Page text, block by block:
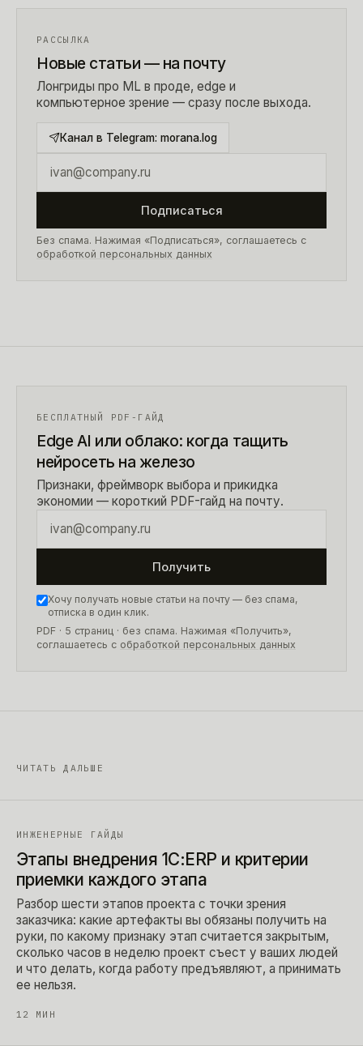
РАССЫЛКА
Новые статьи — на почту
Лонгриды про ML в проде, edge и
компьютерное зрение — сразу после выхода.
Канал в Telegram: morana.log
Подписаться
Без спама. Нажимая «Подписаться», соглашаетесь с
обработкой персональных данных
БЕСПЛАТНЫЙ PDF-ГАЙД
Edge AI или облако: когда тащить
нейросеть на железо
Признаки, фреймворк выбора и прикидка
экономии — короткий PDF-гайд на почту.
Получить
Хочу получать новые статьи на почту — без спама,
отписка в один клик.
PDF · 5 страниц · без спама. Нажимая «Получить»,
соглашаетесь с обработкой персональных данных
ЧИТАТЬ ДАЛЬШЕ
ИНЖЕНЕРНЫЕ ГАЙДЫ
Этапы внедрения 1С:ERP и критерии
приемки каждого этапа
Разбор шести этапов проекта с точки зрения
заказчика: какие артефакты вы обязаны получить на
руки, по какому признаку этап считается закрытым,
сколько часов в неделю проект съест у ваших людей
и что делать, когда работу предъявляют, а принимать
ее нельзя.
12 МИН